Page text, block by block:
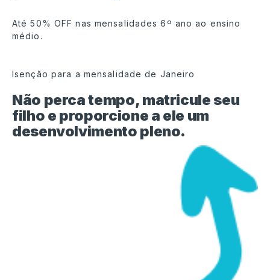
Até 50% OFF nas mensalidades 6º ano ao ensino
médio.
Isenção para a mensalidade de Janeiro
Não perca tempo, matricule seu
filho e proporcione a ele um
desenvolvimento pleno.